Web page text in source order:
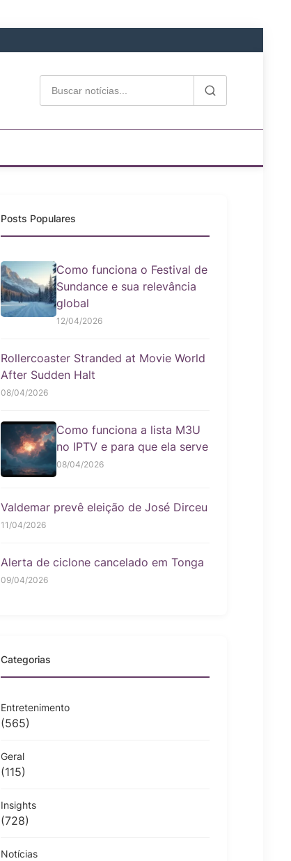
Posts Populares
Como funciona o Festival de
Sundance e sua relevância
global
12/04/2026
Rollercoaster Stranded at Movie World
After Sudden Halt
08/04/2026
Como funciona a lista M3U
no IPTV e para que ela serve
08/04/2026
Valdemar prevê eleição de José Dirceu
11/04/2026
Alerta de ciclone cancelado em Tonga
09/04/2026
Categorias
Entretenimento
(565)
Geral
(115)
Insights
(728)
Notícias